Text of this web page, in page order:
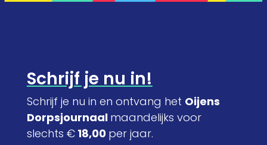
Schrijf je nu in!
Schrijf je nu in en ontvang het Oijens
Dorpsjournaal maandelijks voor
slechts €18,00 per jaar.